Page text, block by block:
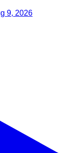
9, 2026